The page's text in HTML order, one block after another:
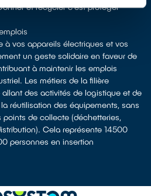
et recycler c'est protéger
à vos appareils électriques et vos
un geste solidaire en faveur de
à maintenir les emplois
Les métiers de la filière
des activités de logistique et de
réutilisation des équipements, sans
de collecte (déchetteries,
Cela représente 14500
personnes en insertion